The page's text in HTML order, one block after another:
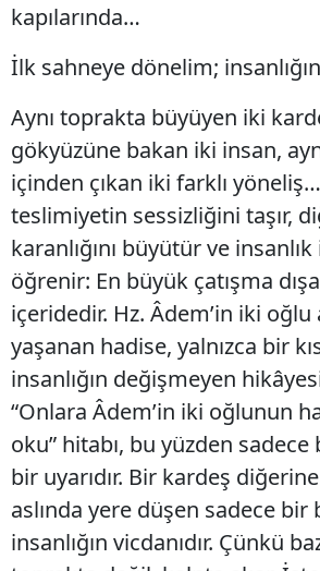
kapılarında…
İlk sahneye dönelim;
Aynı toprakta büyüyen iki
gökyüzüne bakan iki insan,
içinden çıkan iki farklı
teslimiyetin sessizliğini taşır,
karanlığını büyütür ve
öğrenir: En büyük çatışma
içeridedir. Hz. Âdem’in iki oğlu
yaşanan hadise, yalnızca bir
insanlığın değişmeyen
“Onlara Âdem’in iki oğlunun
oku” hitabı, bu yüzden sadece
bir uyarıdır. Bir kardeş
aslında yere düşen sadece bir
insanlığın vicdanıdır. Çünkü